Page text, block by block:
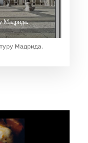
Мадрида.
Мадрида.